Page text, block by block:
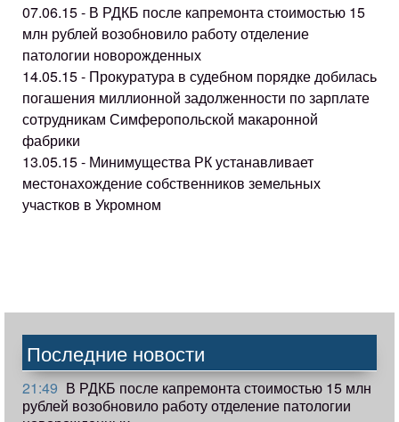
07.06.15 - В РДКБ после капремонта стоимостью 15
млн рублей возобновило работу отделение
патологии новорожденных
14.05.15 - Прокуратура в судебном порядке добилась
погашения миллионной задолженности по зарплате
сотрудникам Симферопольской макаронной
фабрики
13.05.15 - Минимущества РК устанавливает
местонахождение собственников земельных
участков в Укромном
Последние новости
21:49 В РДКБ после капремонта стоимостью 15 млн
рублей возобновило работу отделение патологии